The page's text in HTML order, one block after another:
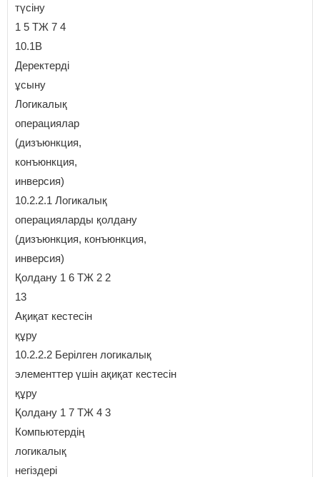
түсіну
1 5 ТЖ 7 4
10.1B
Деректерді
ұсыну
Логикалық
операциялар
(дизъюнкция,
конъюнкция,
инверсия)
10.2.2.1 Логикалық
операцияларды қолдану
(дизъюнкция, конъюнкция,
инверсия)
Қолдану 1 6 ТЖ 2 2
13
Ақиқат кестесін
құру
10.2.2.2 Берілген логикалық
элементтер үшін ақиқат кестесін
құру
Қолдану 1 7 ТЖ 4 3
Компьютердің
логикалық
негіздері